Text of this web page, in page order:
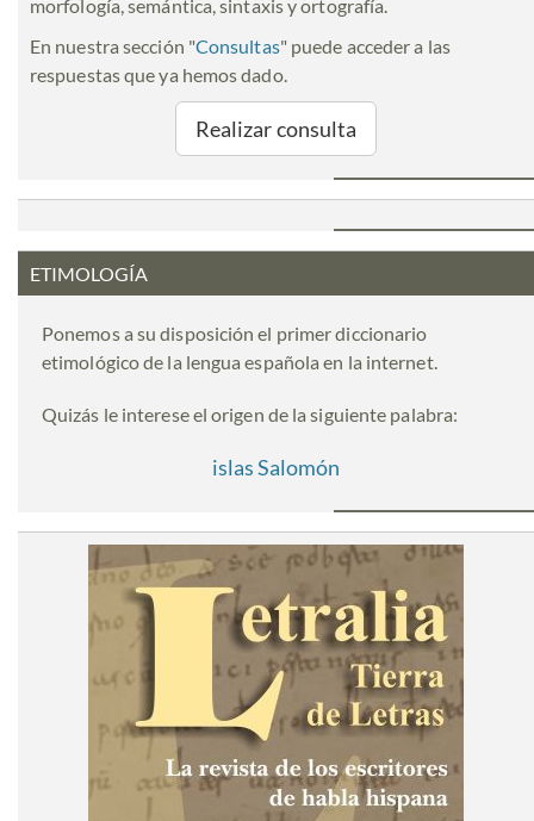
morfología, semántica, sintaxis y ortografía.
En nuestra sección "Consultas" puede acceder a las
respuestas que ya hemos dado.
Realizar consulta
ETIMOLOGÍA
Ponemos a su disposición el primer diccionario
etimológico de la lengua española en la internet.
Quizás le interese el origen de la siguiente palabra:
islas Salomón